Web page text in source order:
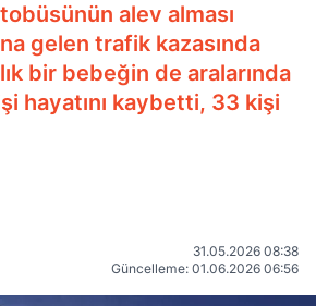
alev alması
gelen trafik kazasında
bir bebeğin de aralarında
hayatını kaybetti, 33 kişi
31.05.2026 08:38
Güncelleme: 01.06.2026 06:56